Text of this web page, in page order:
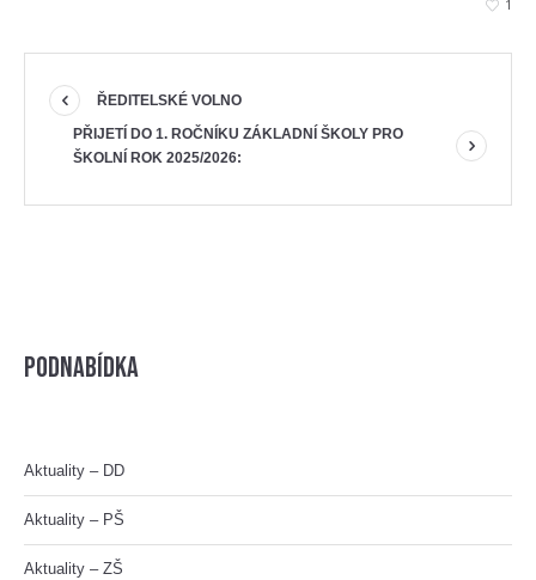
1
ŘEDITELSKÉ VOLNO
PŘIJETÍ DO 1. ROČNÍKU ZÁKLADNÍ ŠKOLY PRO
ŠKOLNÍ ROK 2025/2026:
Podnabídka
Aktuality – DD
Aktuality – PŠ
Aktuality – ZŠ